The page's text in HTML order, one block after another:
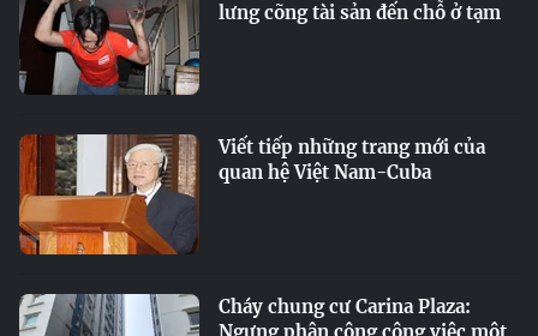
lưng cõng tài sản đến chỗ ở tạm
Viết tiếp những trang mới của
quan hệ Việt Nam-Cuba
Cháy chung cư Carina Plaza: